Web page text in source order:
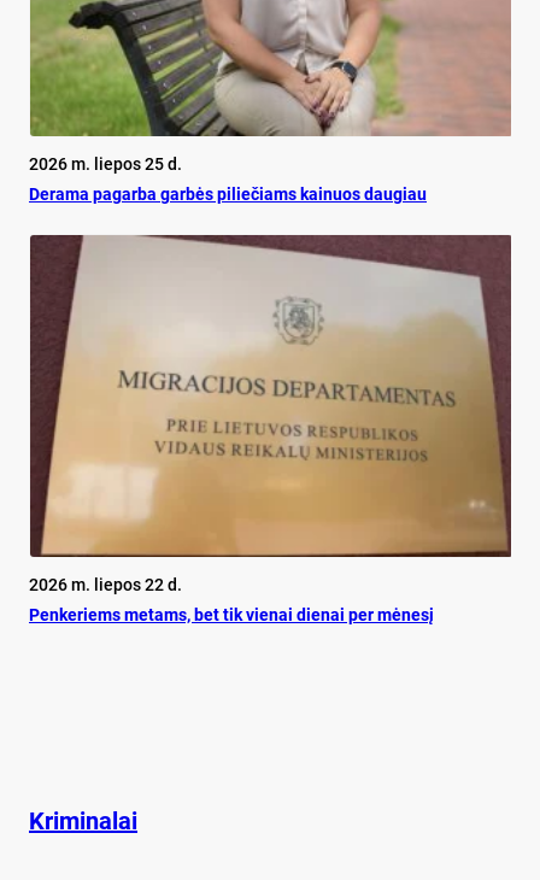
2026 m. liepos 25 d.
De­ra­ma pa­gar­ba gar­bės pi­lie­čiams kai­nuos dau­giau
2026 m. liepos 22 d.
Pen­ke­riems me­tams, bet tik vie­nai die­nai per mė­ne­sį
Kriminalai